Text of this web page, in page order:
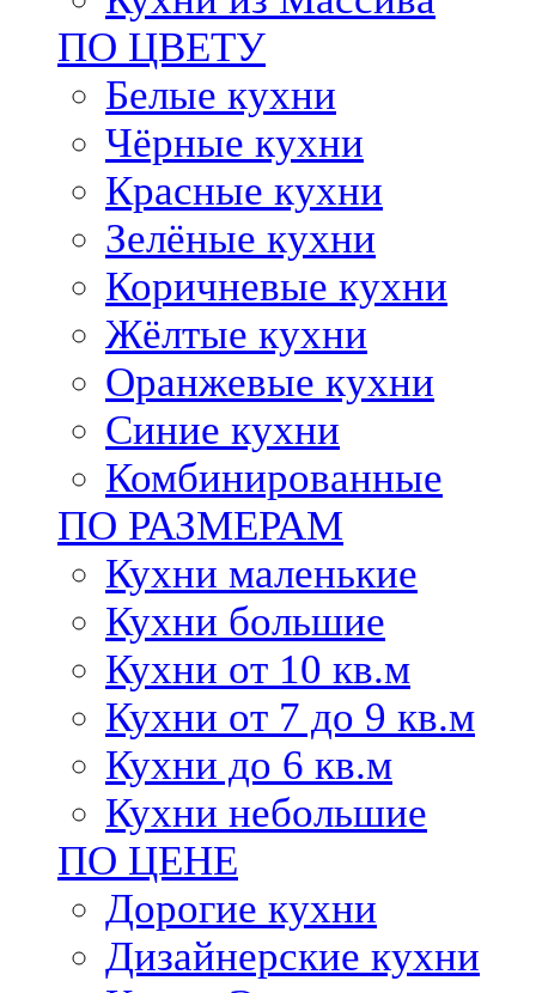
ПО ЦВЕТУ
Белые кухни
Чёрные кухни
Красные кухни
Зелёные кухни
Коричневые кухни
Жёлтые кухни
Оранжевые кухни
Синие кухни
Комбинированные
ПО РАЗМЕРАМ
Кухни маленькие
Кухни большие
Кухни от 10 кв.м
Кухни от 7 до 9 кв.м
Кухни до 6 кв.м
Кухни небольшие
ПО ЦЕНЕ
Дорогие кухни
Дизайнерские кухни